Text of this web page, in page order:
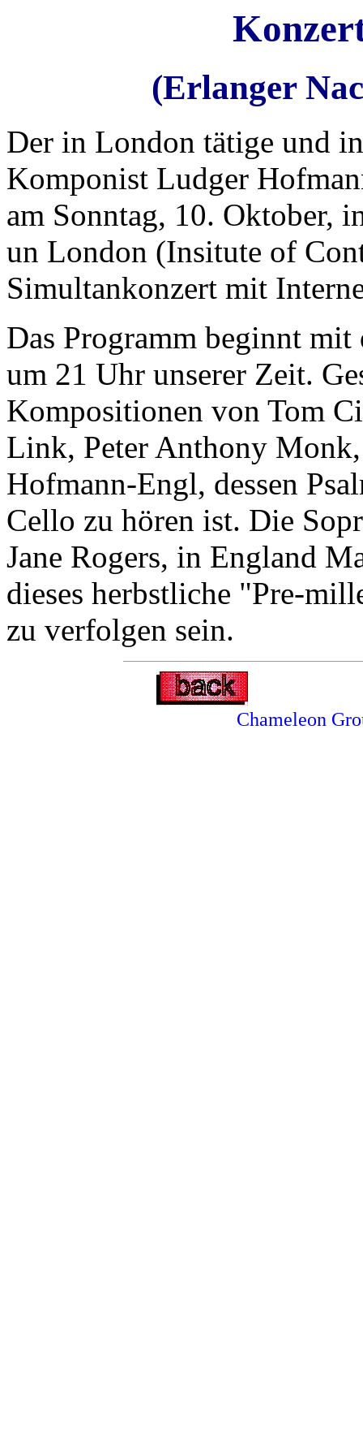
(Erlanger
Der in London tätige und
Komponist Ludger
am Sonntag, 10. Oktober,
un London (Insitute of
Simultankonzert mit
Das Programm beginnt
um 21 Uhr unserer Zeit.
Kompositionen von Tom
Link, Peter Anthony
Hofmann-Engl, dessen
Cello zu hören ist. Die
Jane Rogers, in England
dieses herbstliche "Pre-
zu verfolgen sein.
Chameleon